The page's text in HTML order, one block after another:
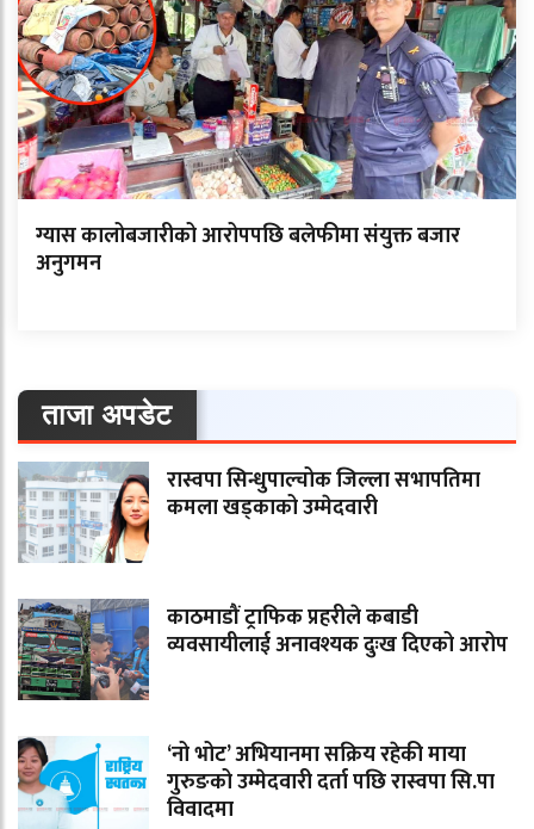
ग्यास कालोबजारीको आरोपपछि बलेफीमा संयुक्त बजार
अनुगमन
ताजा अपडेट
रास्वपा सिन्धुपाल्चोक जिल्ला सभापतिमा
कमला खड्काको उम्मेदवारी
काठमाडौं ट्राफिक प्रहरीले कबाडी
व्यवसायीलाई अनावश्यक दुःख दिएको आरोप
‘नो भोट’ अभियानमा सक्रिय रहेकी माया
गुरुङको उम्मेदवारी दर्ता पछि रास्वपा सि.पा
विवादमा